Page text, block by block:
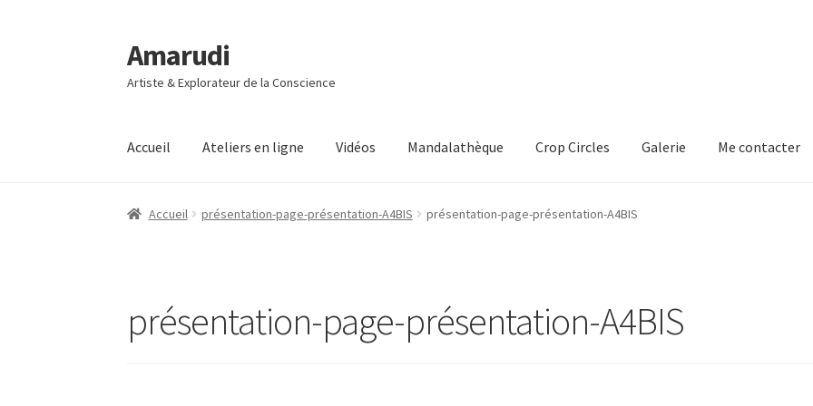
Aller
à
la
Aller
au
contenu
Amarudi
Artiste & Explorateur de la Conscience
Accueil Ateliers en ligne Vidéos Mandalathèque Crop Circles Galerie Me contacter
Accueil Accueil Ateliers en ligne Boutique Commande Crop Circles Galerie Mandalathèque
Accueil présentation-page-présentation-A4BIS présentation-page-présentation-A4BIS
présentation-page-présentation-A4BIS